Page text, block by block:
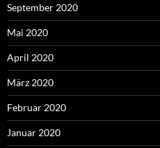
September 2020
Mai 2020
April 2020
März 2020
Februar 2020
Januar 2020